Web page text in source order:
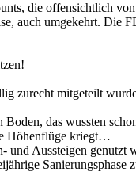
die offensichtlich
auch umgekehrt. Die
zurecht mitgeteilt
Boden, das wussten
Höhenflüge kriegt…
Aussteigen